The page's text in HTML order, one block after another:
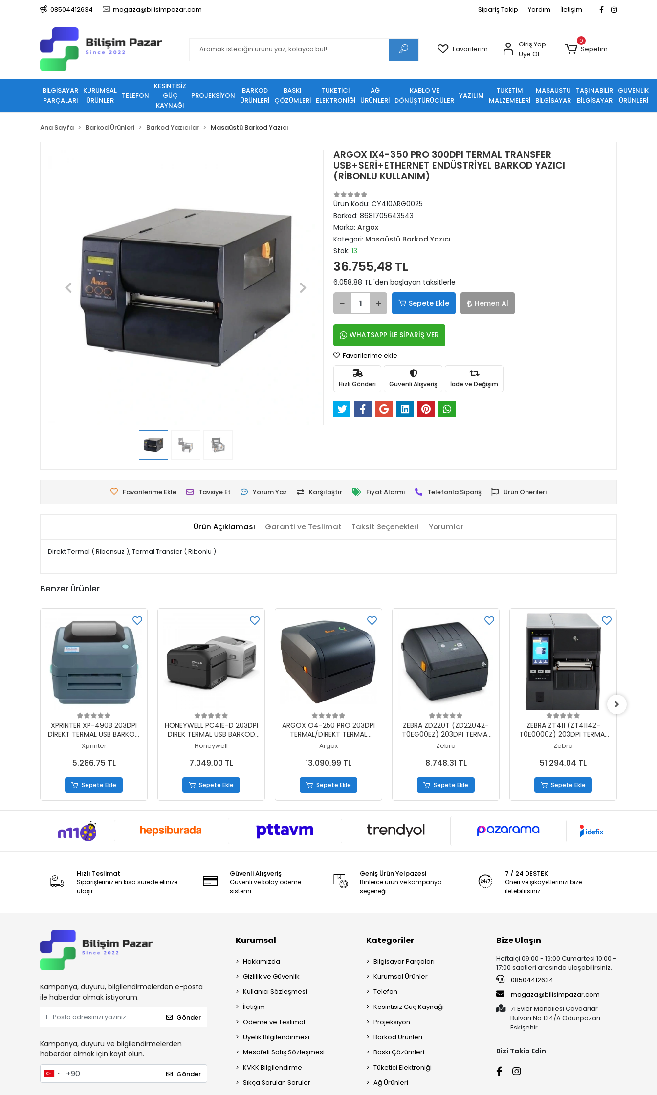
08504412634 magaza@bilisimpazar.com Sipariş Takip Yardım İletişim
Favorilerim
Giriş Yap
Üye Ol
0
Sepetim
BİLGİSAYAR
PARÇALARI
KURUMSAL
ÜRÜNLER
TELEFON
KESİNTİSİZ
GÜÇ
KAYNAĞI
PROJEKSİYON
BARKOD
ÜRÜNLERİ
BASKI
ÇÖZÜMLERİ
TÜKETİCİ
ELEKTRONİĞİ
AĞ
ÜRÜNLERİ
KABLO VE
DÖNÜŞTÜRÜCÜLER
YAZILIM
TÜKETİM
MALZEMELERİ
MASAÜSTÜ
BİLGİSAYAR
TAŞINABİLİR
BİLGİSAYAR
GÜVENLİK
ÜRÜNLERİ
Ana Sayfa Barkod Ürünleri Barkod Yazıcılar Masaüstü Barkod Yazıcı
ARGOX IX4-350 PRO 300DPI TERMAL TRANSFER
USB+SERİ+ETHERNET ENDÜSTRİYEL BARKOD YAZICI
(RİBONLU KULLANIM)
Ürün Kodu: CY410ARG0025
Barkod: 8681705643543
Marka: Argox
Kategori: Masaüstü Barkod Yazıcı
Stok: 13
36.755,48 TL
6.058,88 TL 'den başlayan taksitlerle
Sepete Ekle Hemen Al
WHATSAPP İLE SİPARİŞ VER
Favorilerime ekle
Hızlı Gönderi Güvenli Alışveriş İade ve Değişim
Favorilerime Ekle Tavsiye Et Yorum Yaz Karşılaştır Fiyat Alarmı Telefonla Sipariş Ürün Önerileri
Ürün Açıklaması Garanti ve Teslimat Taksit Seçenekleri Yorumlar
Direkt Termal ( Ribonsuz ), Termal Transfer ( Ribonlu )
Benzer Ürünler
Sepete Ekle
XPRINTER XP-490B 203DPI
DİREKT TERMAL USB BARKOD
YAZICI (RİBONSUZ KULLANIM)
Xprinter
5.286,75 TL
Sepete Ekle
Sepete Ekle
HONEYWELL PC41E-D 203DPI
DIREK TERMAL USB BARKOD
YAZICI (RİBONSUZ KULLANIM)
Honeywell
7.049,00 TL
Sepete Ekle
Sepete Ekle
ARGOX O4-250 PRO 203DPI
TERMAL/DİREKT TERMAL
USB+SERİ+ETHERNET BARKOD
YAZICI
Argox
13.090,99 TL
Sepete Ekle
Sepete Ekle
ZEBRA ZD220T (ZD22042-
T0EG00EZ) 203DPI TERMAL
TRANSFER USB BARKOD
Zebra
8.748,31 TL
Sepete Ekle
Sepete Ekle
ZEBRA ZT411 (ZT41142-
T0E0000Z) 203DPI TERMAL
TRANSFER
YAZICI (RİBONLU KULLANIM)
Zebra
51.294,04 TL
Sepete Ekle
Hızlı Teslimat
Siparişleriniz en kısa sürede elinize
ulaşır.
Güvenli Alışveriş
Güvenli ve kolay ödeme
sistemi
Geniş Ürün Yelpazesi
Binlerce ürün ve kampanya
seçeneği
7 / 24 DESTEK
Öneri ve şikayetlerinizi bize
iletebilirsiniz.
Kampanya, duyuru, bilgilendirmelerden e-posta
ile haberdar olmak istiyorum.
Gönder
Kampanya, duyuru ve bilgilendirmelerden
haberdar olmak için kayıt olun.
Gönder
Kurumsal
Hakkımızda
Gizlilik ve Güvenlik
Kullanıcı Sözleşmesi
İletişim
Ödeme ve Teslimat
Üyelik Bilgilendirmesi
Mesafeli Satış Sözleşmesi
KVKK Bilgilendirme
Sıkça Sorulan Sorular
Kategoriler
Bilgisayar Parçaları
Kurumsal Ürünler
Telefon
Kesintisiz Güç Kaynağı
Projeksiyon
Barkod Ürünleri
Baskı Çözümleri
Tüketici Elektroniği
Ağ Ürünleri
Bize Ulaşın
Haftaiçi 09:00 - 19:00 Cumartesi 10:00 -
17:00 saatleri arasında ulaşabilirsiniz.
08504412634
magaza@bilisimpazar.com
71 Evler Mahallesi Çavdarlar
Bulvarı No:134/A Odunpazarı-
Eskişehir
Bizi Takip Edin